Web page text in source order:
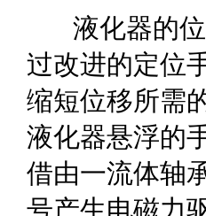
液化器的
过改进的定位
缩短位移所需
液化器悬浮的
借由一流体轴
号产生电磁力